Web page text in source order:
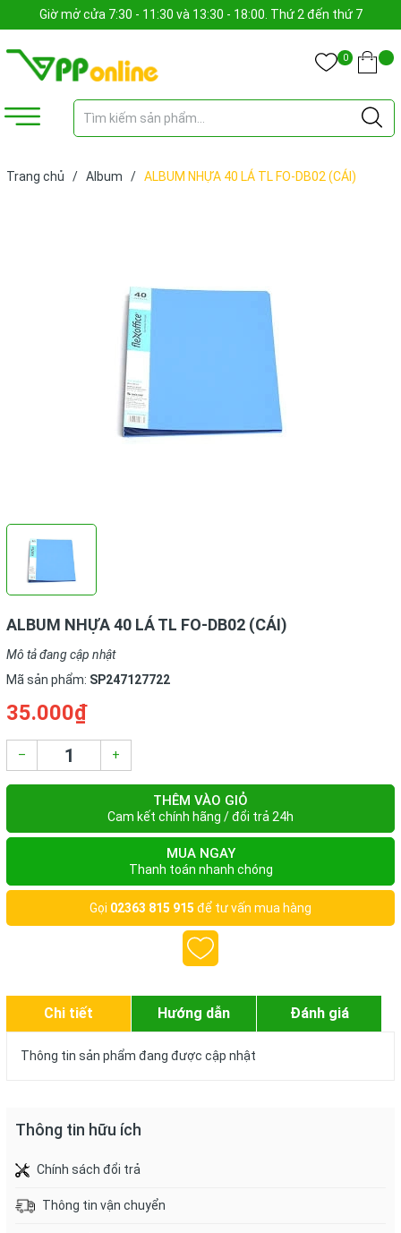
Giờ mở cửa 7:30 - 11:30 và 13:30 - 18:00. Thứ 2 đến thứ 7
0
Trang chủ / Album / ALBUM NHỰA 40 LÁ TL FO-DB02 (CÁI)
ALBUM NHỰA 40 LÁ TL FO-DB02 (CÁI)
Mô tả đang cập nhật
Mã sản phẩm: SP247127722
35.000₫
– +
THÊM VÀO GIỎ
Cam kết chính hãng / đổi trả 24h
MUA NGAY
Thanh toán nhanh chóng
Gọi 02363 815 915 để tư vấn mua hàng
Chi tiết Hướng dẫn Đánh giá
Thông tin sản phẩm đang được cập nhật
Thông tin hữu ích
Chính sách đổi trả
Thông tin vận chuyển